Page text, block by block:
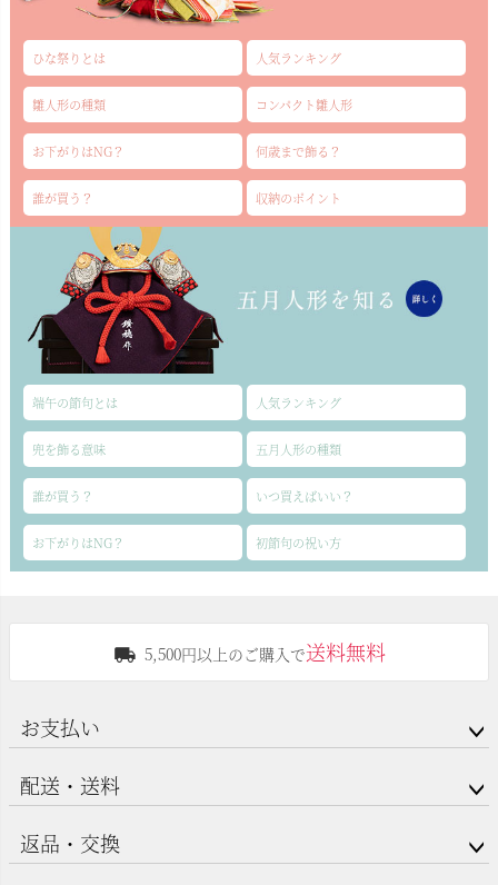
ひな祭りとは 人気ランキング
雛人形の種類 コンパクト雛人形
お下がりはNG？ 何歳まで飾る？
誰が買う？ 収納のポイント
端午の節句とは 人気ランキング
兜を飾る意味 五月人形の種類
誰が買う？ いつ買えばいい？
お下がりはNG？ 初節句の祝い方
5,500円以上のご購入で送料無料
お支払い
配送・送料
返品・交換